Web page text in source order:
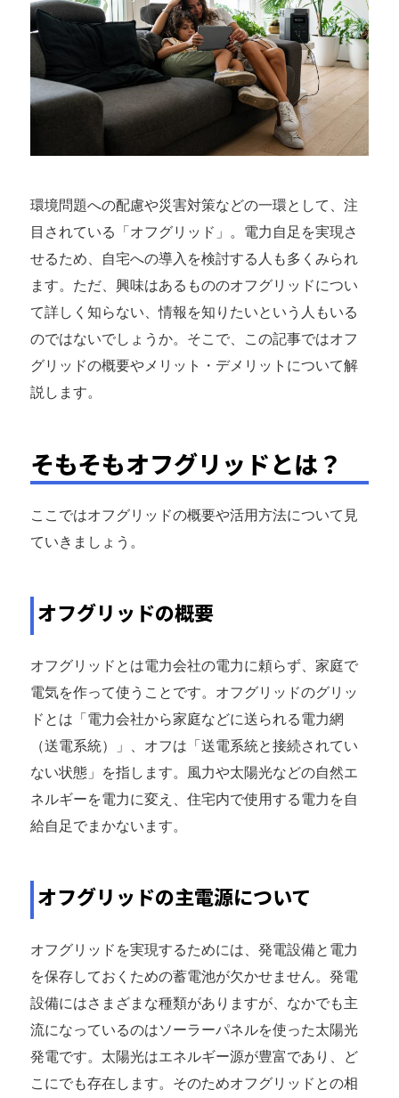
電気自足を実現できる！EcoFlowパワーシステムと
は？
オフグリッド生活によってエコで快適な毎日を目指そ
う
環境問題への配慮や災害対策などの一環として、注
目されている「オフグリッド」。電力自足を実現さ
せるため、自宅への導入を検討する人も多くみられ
ます。ただ、興味はあるもののオフグリッドについ
て詳しく知らない、情報を知りたいという人もいる
のではないでしょうか。そこで、この記事ではオフ
グリッドの概要やメリット・デメリットについて解
説します。
そもそもオフグリッドとは？
ここではオフグリッドの概要や活用方法について見
ていきましょう。
オフグリッドの概要
オフグリッドとは電力会社の電力に頼らず、家庭で
電気を作って使うことです。オフグリッドのグリッ
ドとは「電力会社から家庭などに送られる電力網
（送電系統）」、オフは「送電系統と接続されてい
ない状態」を指します。風力や太陽光などの自然エ
ネルギーを電力に変え、住宅内で使用する電力を自
給自足でまかないます。
オフグリッドの主電源について
オフグリッドを実現するためには、発電設備と電力
を保存しておくための蓄電池が欠かせません。発電
設備にはさまざまな種類がありますが、なかでも主
流になっているのはソーラーパネルを使った太陽光
発電です。太陽光はエネルギー源が豊富であり、ど
こにでも存在します。そのためオフグリッドとの相